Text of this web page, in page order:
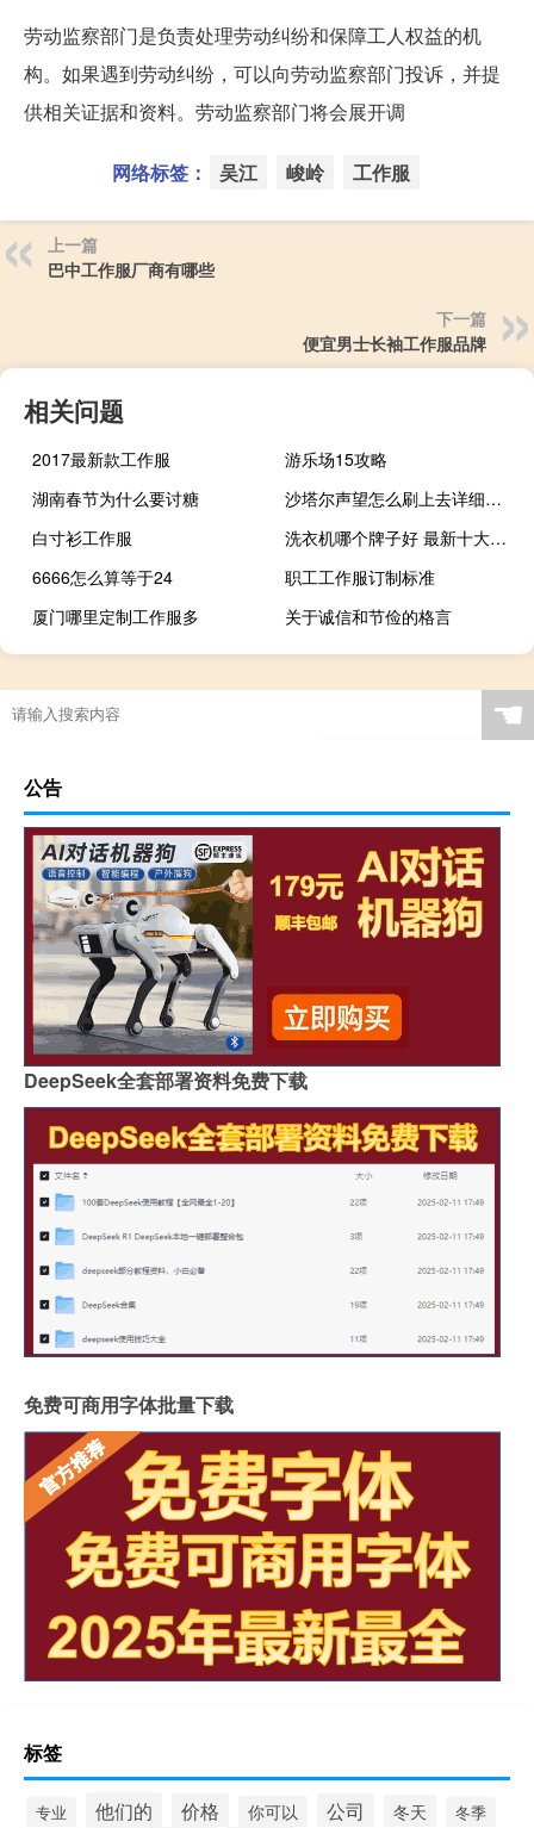
劳动监察部门是负责处理劳动纠纷和保障工人权益的机
构。如果遇到劳动纠纷，可以向劳动监察部门投诉，并提
供相关证据和资料。劳动监察部门将会展开调
网络标签： 吴江 峻岭 工作服
上一篇
巴中工作服厂商有哪些
下一篇
便宜男士长袖工作服品牌
相关问题
2017最新款工作服
游乐场15攻略
湖南春节为什么要讨糖
沙塔尔声望怎么刷上去详细点的来 海加尔复仇者声望怎么刷
白寸衫工作服
洗衣机哪个牌子好 最新十大排名（洗衣机那个牌子好）
6666怎么算等于24
职工工作服订制标准
厦门哪里定制工作服多
关于诚信和节俭的格言
☚
公告
DeepSeek全套部署资料免费下载
免费可商用字体批量下载
标签
专业 他们的 价格 你可以 公司 冬天 冬季